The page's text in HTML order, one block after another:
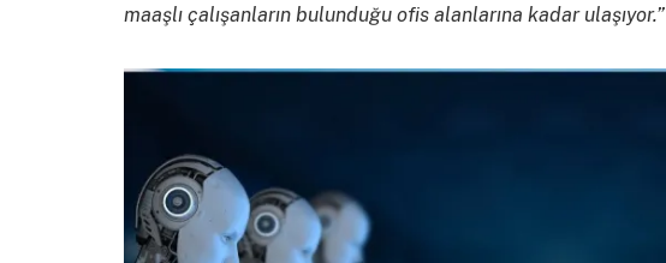
maaşlı çalışanların bulunduğu ofis alanlarına kadar ulaşıyor.”